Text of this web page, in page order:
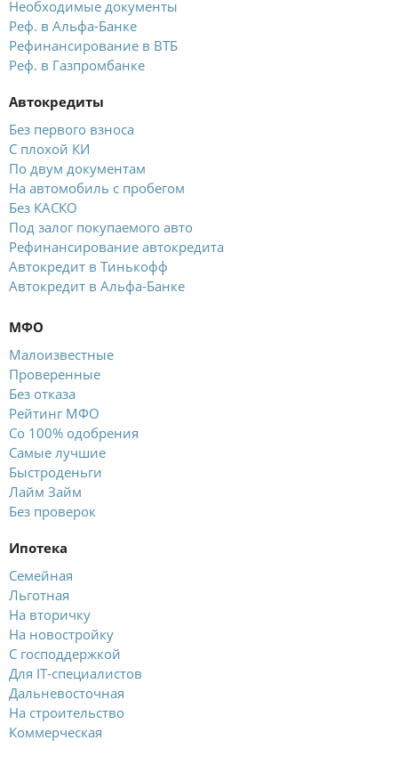
Необходимые документы
Реф. в Альфа-Банке
Рефинансирование в ВТБ
Реф. в Газпромбанке
Автокредиты
Без первого взноса
С плохой КИ
По двум документам
На автомобиль с пробегом
Без КАСКО
Под залог покупаемого авто
Рефинансирование автокредита
Автокредит в Тинькофф
Автокредит в Альфа-Банке
МФО
Малоизвестные
Проверенные
Без отказа
Рейтинг МФО
Со 100% одобрения
Самые лучшие
Быстроденьги
Лайм Займ
Без проверок
Ипотека
Семейная
Льготная
На вторичку
На новостройку
С господдержкой
Для IT-специалистов
Дальневосточная
На строительство
Коммерческая